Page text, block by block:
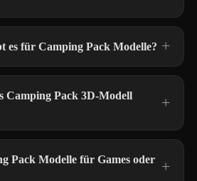
es für Camping Pack Modelle?
Camping Pack 3D-Modell
Pack Modelle für Games oder